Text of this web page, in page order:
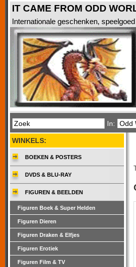
IT CAME FROM ODD
Internationale geschenken,
In:
WINKELS:
BOEKEN & POSTERS
DVDS & BLU-RAY
FIGUREN & BEELDEN
Figuren Boek & Super Helden
Figuren Dieren
Figuren Draken & Elfjes
Figuren Erotiek
Figuren Film & TV